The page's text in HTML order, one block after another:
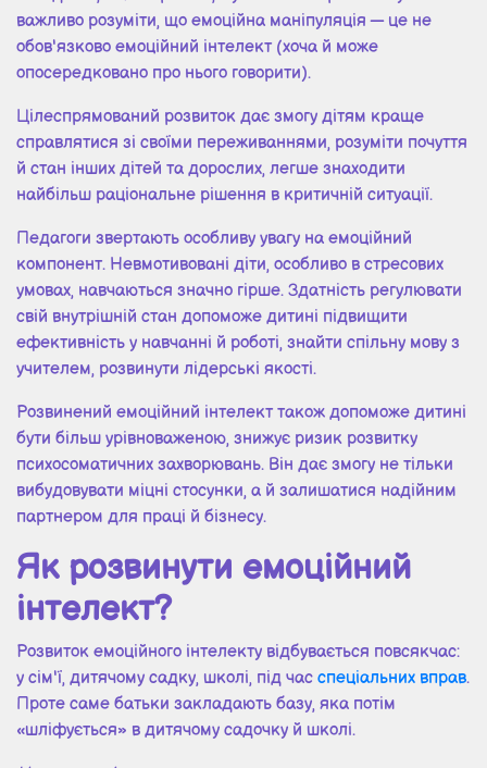
важливо розуміти, що емоційна маніпуляція — це не
обов'язково емоційний інтелект (хоча й може
опосередковано про нього говорити).
Цілеспрямований розвиток дає змогу дітям краще
справлятися зі своїми переживаннями, розуміти почуття
й стан інших дітей та дорослих, легше знаходити
найбільш раціональне рішення в критичній ситуації.
Педагоги звертають особливу увагу на емоційний
компонент. Невмотивовані діти, особливо в стресових
умовах, навчаються значно гірше. Здатність регулювати
свій внутрішній стан допоможе дитині підвищити
ефективність у навчанні й роботі, знайти спільну мову з
учителем, розвинути лідерські якості.
Розвинений емоційний інтелект також допоможе дитині
бути більш урівноваженою, знижує ризик розвитку
психосоматичних захворювань. Він дає змогу не тільки
вибудовувати міцні стосунки, а й залишатися надійним
партнером для праці й бізнесу.
Як розвинути емоційний
інтелект?
Розвиток емоційного інтелекту відбувається повсякчас:
у сім'ї, дитячому садку, школі, під час спеціальних вправ.
Проте саме батьки закладають базу, яка потім
«шліфується» в дитячому садочку й школі.